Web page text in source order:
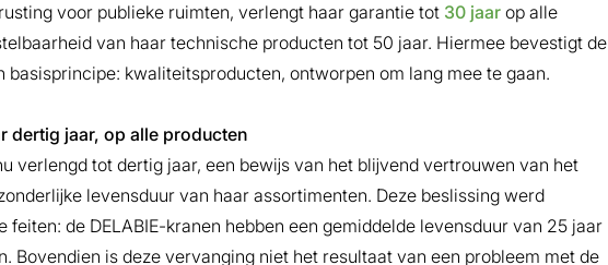
voor publieke ruimten, verlengt haar garantie tot 30 jaar op alle
van haar technische producten tot 50 jaar. Hiermee bevestigt de
basisprincipe: kwaliteitsproducten, ontworpen om lang mee te gaan.
dertig jaar, op alle producten
verlengd tot dertig jaar, een bewĳs van het blĳvend vertrouwen van het
levensduur van haar assortimenten. Deze beslissing werd
feiten: de DELABIE-kranen hebben een gemiddelde levensduur van 25 jaar
Bovendien is deze vervanging niet het resultaat van een probleem met de